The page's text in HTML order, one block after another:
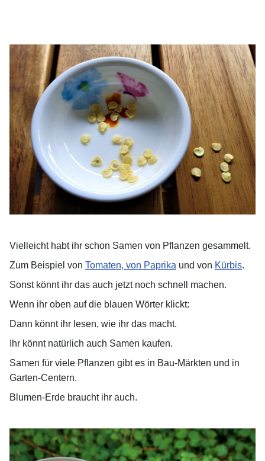
Vielleicht habt ihr schon Samen von Pflanzen gesammelt.
Zum Beispiel von Tomaten, von Paprika und von Kürbis.
Sonst könnt ihr das auch jetzt noch schnell machen.
Wenn ihr oben auf die blauen Wörter klickt:
Dann könnt ihr lesen, wie ihr das macht.
Ihr könnt natürlich auch Samen kaufen.
Samen für viele Pflanzen gibt es in Bau-Märkten und in
Garten-Centern.
Blumen-Erde braucht ihr auch.